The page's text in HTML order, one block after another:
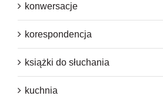
konwersacje
korespondencja
książki do słuchania
kuchnia